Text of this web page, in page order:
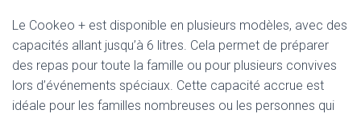
Le Cookeo + est disponible en plusieurs modèles, avec des
capacités allant jusqu’à 6 litres. Cela permet de préparer
des repas pour toute la famille ou pour plusieurs convives
lors d’événements spéciaux. Cette capacité accrue est
idéale pour les familles nombreuses ou les personnes qui